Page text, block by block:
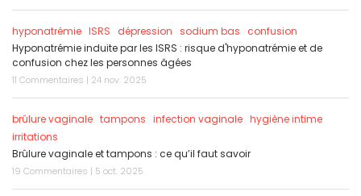
hyponatrémie ISRS dépression sodium bas
confusion
Hyponatrémie induite par les ISRS : risque d'hyponatrémie et de
confusion chez les personnes âgées
11 Commentaires | 24 nov. 2025
brûlure vaginale tampons infection vaginale hygiène intime
irritations
Brûlure vaginale et tampons : ce qu’il faut savoir
19 Commentaires | 5 oct. 2025